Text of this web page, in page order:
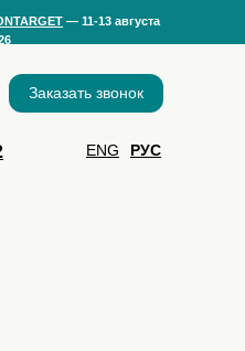
ENG РУС
Заказать звонок
— 11-13 августа